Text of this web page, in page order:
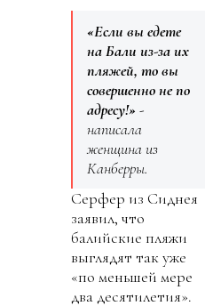
«Если вы едете
на Бали из-за их
пляжей, то вы
совершенно не по
адресу!» -
написала
женщина из
Канберры.
Серфер из Сиднея
заявил, что
балийские пляжи
выглядят так уже
«по меньшей мере
два десятилетия».